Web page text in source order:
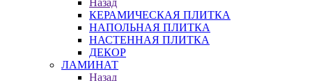
Назад
КЕРАМИЧЕСКАЯ ПЛИТКА
НАПОЛЬНАЯ ПЛИТКА
НАСТЕННАЯ ПЛИТКА
ДЕКОР
ЛАМИНАТ
Назад